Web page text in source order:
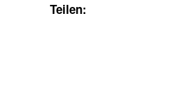
Teilen: